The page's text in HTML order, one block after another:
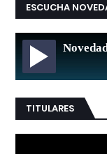
ESCUCHA
TITULARES